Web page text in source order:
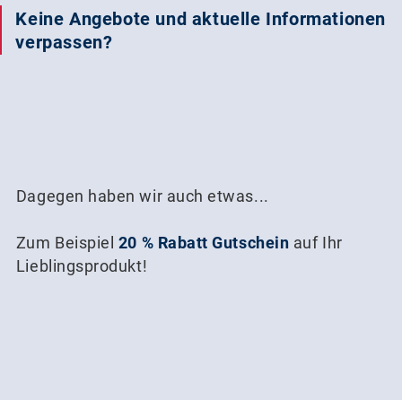
Keine Angebote und aktuelle Informationen
verpassen?
Dagegen haben wir auch etwas...
Zum Beispiel 20 % Rabatt Gutschein auf Ihr
Lieblingsprodukt!